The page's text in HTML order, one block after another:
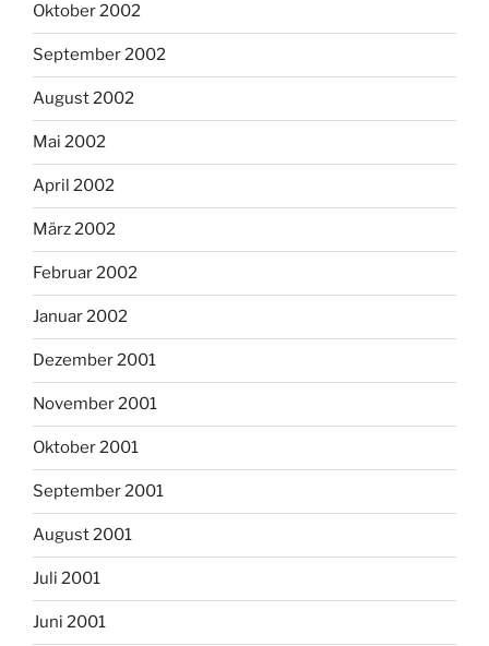
Oktober 2002
September 2002
August 2002
Mai 2002
April 2002
März 2002
Februar 2002
Januar 2002
Dezember 2001
November 2001
Oktober 2001
September 2001
August 2001
Juli 2001
Juni 2001